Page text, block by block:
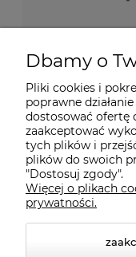
Moje konto
Płatności i
Informacje
Dbamy o
Pliki cookies i
poprawne
dostosować ofertę
zaakceptować
tych plików i
plików do swoich
"Dostosuj zgody".
Więcej o plikach
prywatności.